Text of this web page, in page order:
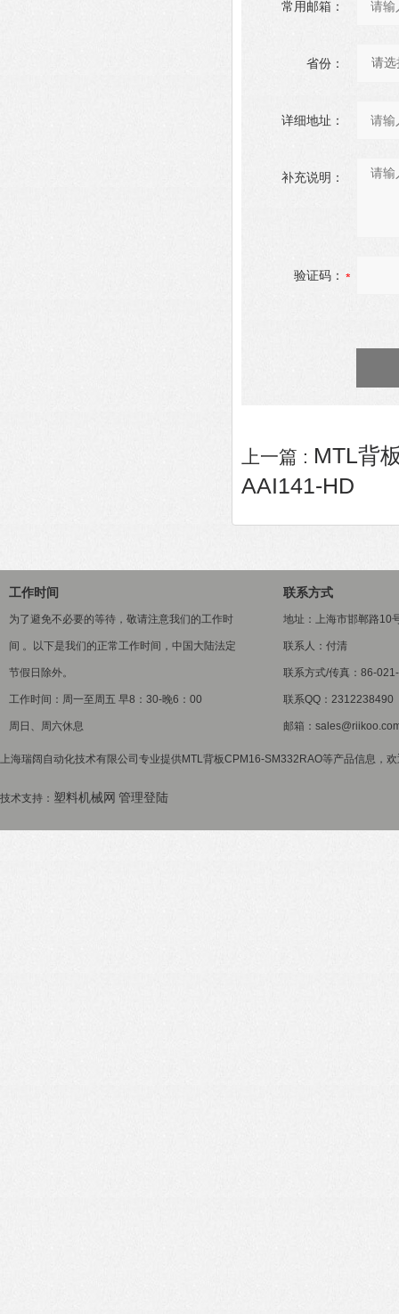
常用邮箱：
省份：
详细地址：
补充说明：
验证码：
上一篇 : MTL背
AAI141-HD
工作时间
为了避免不必要的等待，敬请注意我们的工作时
间 。以下是我们的正常工作时间，中国大陆法定
节假日除外。
工作时间：周一至周五 早8：30-晚6：00
周日、周六休息
联系方式
地址：上海市邯郸路10
联系人：付清
联系方式/传真：86-
联系QQ：2312238490
邮箱：
上海瑞阔自动化技术有限公司专业提供MTL背板CPM16-SM332RAO等产品信息，
技术支持： 塑料机械网 管理登陆